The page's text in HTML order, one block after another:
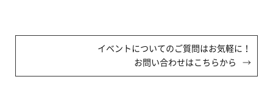
イベントについてのご質問はお気軽に！
お問い合わせはこちらから